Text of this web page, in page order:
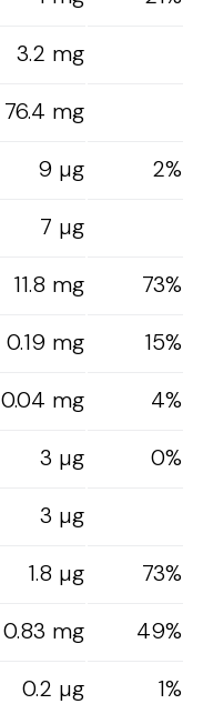
3.2 mg
76.4 mg
9 µg
2%
7 µg
11.8 mg
73%
0.19 mg
15%
0.04 mg
4%
3 µg
0%
3 µg
1.8 µg
73%
0.83 mg
49%
0.2 µg
1%